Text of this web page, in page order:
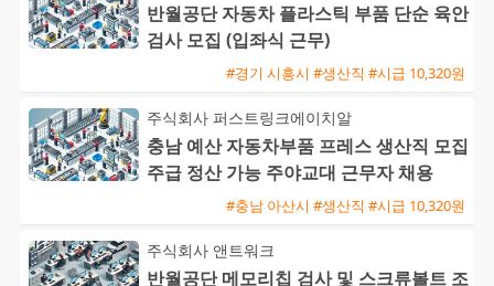
반월공단 자동차 플라스틱 부품 단순 육안
검사 모집 (입좌식 근무)
#경기 시흥시 #생산직 #시급 10,320원
주식회사 퍼스트링크에이치알
충남 예산 자동차부품 프레스 생산직 모집
주급 정산 가능 주야교대 근무자 채용
#충남 아산시 #생산직 #시급 10,320원
주식회사 앤트워크
반월공단 메모리칩 검사 및 스크류볼트 조